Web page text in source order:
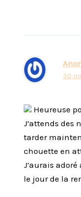
30
Heureuse
J’attends des
tarder
chouette en
J’aurais
le jour de la